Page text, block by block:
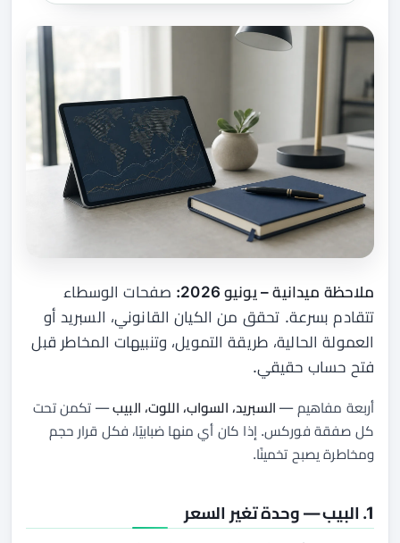
ملاحظة ميدانية – يونيو 2026:
صفحات الوسطاء
تتقادم بسرعة. تحقق من الكيان القانوني، السبريد أو
العمولة الحالية، طريقة التمويل، وتنبيهات المخاطر قبل
فتح حساب حقيقي.
أربعة مفاهيم — السبريد، السواب، اللوت، البيب— تكمن تحت
كل صفقة فوركس. إذا كان أي منها ضبابيًا، فكل قرار حجم
ومخاطرة يصبح تخمينًا.
1. البيب — وحدة تغير السعر